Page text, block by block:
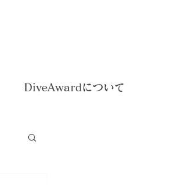
DiveAwardについて